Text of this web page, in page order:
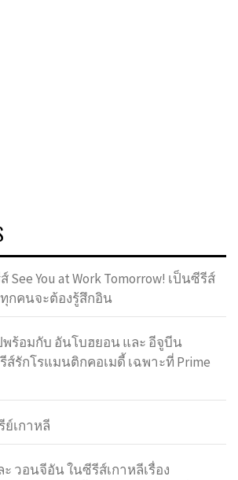
See You at Work Tomorrow! เป็นซีรีส์
คนจะต้องรู้สึกอิน
พร้อมกับ อันโบฮยอน และ อีจูบีน
ส์รักโรแมนติกคอเมดี้ เฉพาะที่ Prime
ย์เกาหลี
วอนจีอัน ในซีรีส์เกาหลีเรื่อง